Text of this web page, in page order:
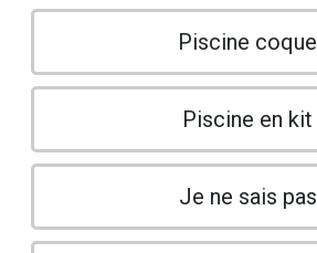
Piscine coque
Piscine en kit
Je ne sais pas